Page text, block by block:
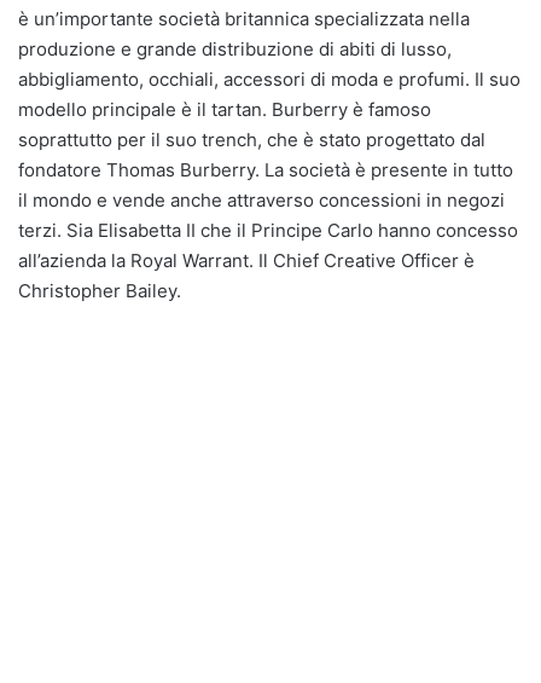
è un’importante società britannica specializzata nella
produzione e grande distribuzione di abiti di lusso,
abbigliamento, occhiali, accessori di moda e profumi. Il suo
modello principale è il tartan. Burberry è famoso
soprattutto per il suo trench, che è stato progettato dal
fondatore Thomas Burberry. La società è presente in tutto
il mondo e vende anche attraverso concessioni in negozi
terzi. Sia Elisabetta II che il Principe Carlo hanno concesso
all’azienda la Royal Warrant. Il Chief Creative Officer è
Christopher Bailey.